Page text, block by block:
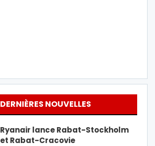
DERNIÈRES NOUVELLES
Ryanair lance Rabat-Stockholm
et Rabat-Cracovie